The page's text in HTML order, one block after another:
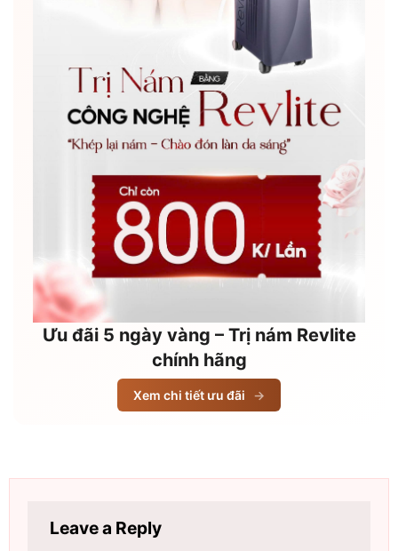
Ưu đãi 5 ngày vàng – Trị nám Revlite
chính hãng
Xem chi tiết ưu đãi →
Leave a Reply